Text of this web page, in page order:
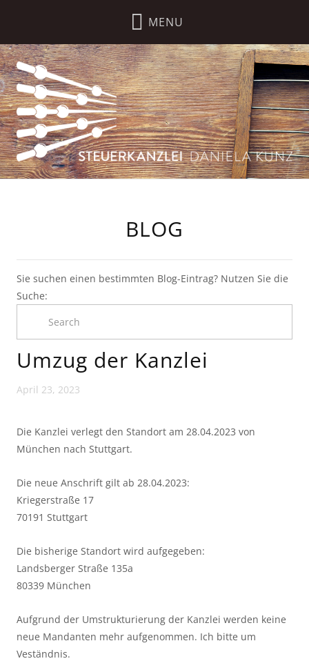
BLOG
Sie suchen einen bestimmten Blog-Eintrag? Nutzen Sie die
Suche:
Umzug der Kanzlei
April 23, 2023
Die Kanzlei verlegt den Standort am 28.04.2023 von
München nach Stuttgart.
Die neue Anschrift gilt ab 28.04.2023:
Kriegerstraße 17
70191 Stuttgart
Die bisherige Standort wird aufgegeben:
Landsberger Straße 135a
80339 München
Aufgrund der Umstrukturierung der Kanzlei werden keine
neue Mandanten mehr aufgenommen. Ich bitte um
Veständnis.